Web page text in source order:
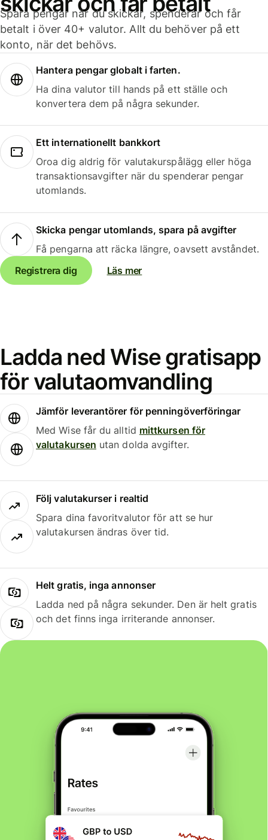
Spara pengar när du skickar, spenderar och får
betalt i över 40+ valutor. Allt du behöver på ett
konto, när det behövs.
Hantera pengar globalt i farten.
Ha dina valutor till hands på ett ställe och
konvertera dem på några sekunder.
Ett internationellt bankkort
Oroa dig aldrig för valutakurspålägg eller höga
transaktionsavgifter när du spenderar pengar
utomlands.
Skicka pengar utomlands, spara på avgifter
Få pengarna att räcka längre, oavsett avståndet.
Registrera dig
Läs mer
Ladda ned Wise gratisapp
för valutaomvandling
Jämför leverantörer för penningöverföringar
Med Wise får du alltid mittkursen för
valutakursen utan dolda avgifter.
Följ valutakurser i realtid
Spara dina favoritvalutor för att se hur
valutakursen ändras över tid.
Helt gratis, inga annonser
Ladda ned på några sekunder. Den är helt gratis
och det finns inga irriterande annonser.